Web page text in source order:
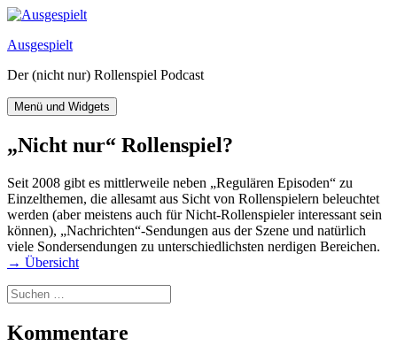
Zum
springen
Ausgespielt
Der (nicht nur) Rollenspiel Podcast
Menü und Widgets
„Nicht nur“ Rollenspiel?
Seit 2008 gibt es mittlerweile neben „Regulären Episoden“ zu
Einzelthemen, die allesamt aus Sicht von Rollenspielern beleuchtet
werden (aber meistens auch für Nicht-Rollenspieler interessant sein
können), „Nachrichten“-Sendungen aus der Szene und natürlich
viele Sondersendungen zu unterschiedlichsten nerdigen Bereichen.
→ Übersicht
Suchen
nach:
Kommentare